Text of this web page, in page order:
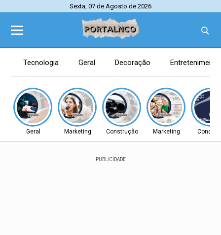
Sexta, 07 de Agosto de 2026
Tecnologia Geral Decoração Entretenimento
Geral Marketing Construção Marketing
PUBLICIDADE